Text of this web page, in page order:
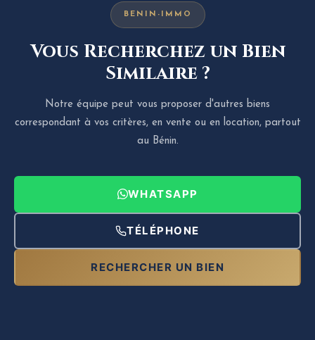
BENIN-IMMO
Vous Recherchez un Bien
Similaire ?
Notre équipe peut vous proposer d'autres biens
correspondant à vos critères, en vente ou en location, partout
au Bénin.
WHATSAPP
TÉLÉPHONE
RECHERCHER UN BIEN